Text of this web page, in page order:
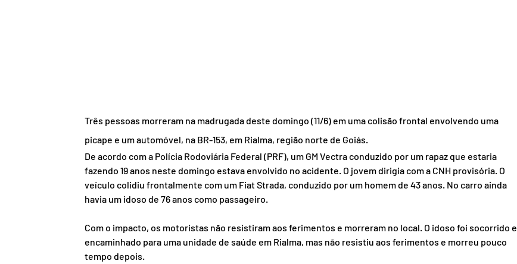
Três pessoas morreram na madrugada deste domingo (11/6) em uma colisão frontal envolvendo uma
picape e um automóvel, na BR-153, em Rialma, região norte de Goiás.
De acordo com a Polícia Rodoviária Federal (PRF), um GM Vectra conduzido por um rapaz que estaria
fazendo 19 anos neste domingo estava envolvido no acidente. O jovem dirigia com a CNH provisória. O
veículo colidiu frontalmente com um Fiat Strada, conduzido por um homem de 43 anos. No carro ainda
havia um idoso de 76 anos como passageiro.
Com o impacto, os motoristas não resistiram aos ferimentos e morreram no local. O idoso foi socorrido e
encaminhado para uma unidade de saúde em Rialma, mas não resistiu aos ferimentos e morreu pouco
tempo depois.